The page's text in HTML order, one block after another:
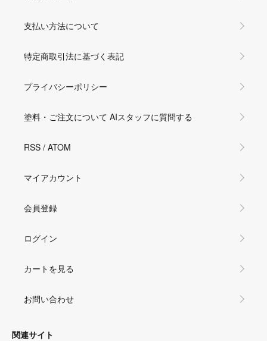
支払い方法について
特定商取引法に基づく表記
プライバシーポリシー
塗料・ご注文について AIスタッフに質問する
RSS / ATOM
マイアカウント
会員登録
ログイン
カートを見る
お問い合わせ
関連サイト